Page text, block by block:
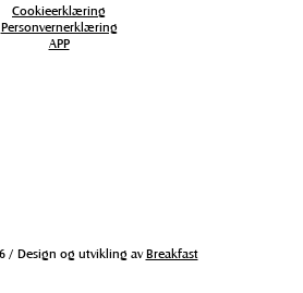
Cookieerklæring
Personvernerklæring
APP
/ Design og utvikling avBreakfast